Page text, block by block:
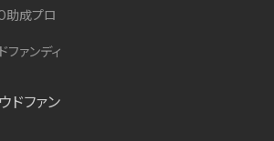
助成プロ
ファンディ
ドファン